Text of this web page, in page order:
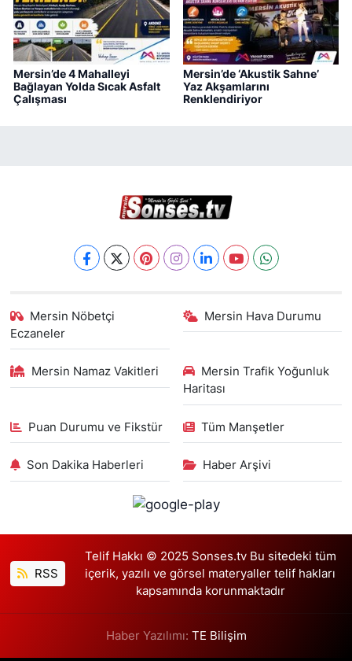
Mersin’de 4 Mahalleyi
Bağlayan Yolda Sıcak Asfalt
Çalışması
Mersin’de ‘Akustik Sahne’
Yaz Akşamlarını
Renklendiriyor
Mersin Nöbetçi
Eczaneler
Mersin Hava Durumu
Mersin Namaz Vakitleri
Mersin Trafik Yoğunluk
Haritası
Puan Durumu ve Fikstür Tüm Manşetler
Son Dakika Haberleri Haber Arşivi
RSS
Telif Hakkı © 2025 Sonses.tv Bu sitedeki tüm
içerik, yazılı ve görsel materyaller telif hakları
kapsamında korunmaktadır
Haber Yazılımı: TE Bilişim